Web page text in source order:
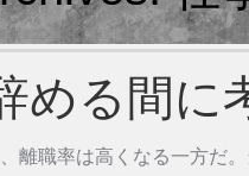
める間に
離職率は高くなる一方だ